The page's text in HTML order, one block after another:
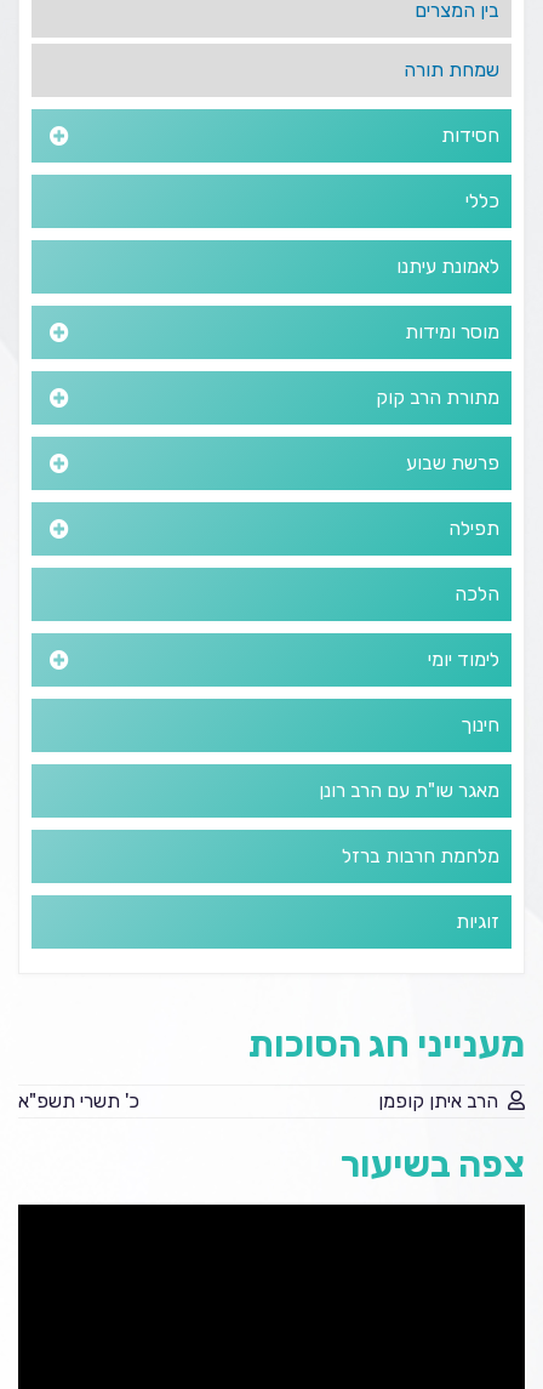
בין המצרים
שמחת תורה
חסידות
כללי
לאמונת עיתנו
מוסר ומידות
מתורת הרב קוק
פרשת שבוע
תפילה
הלכה
לימוד יומי
חינוך
מאגר שו"ת עם הרב רונן
מלחמת חרבות ברזל
זוגיות
מענייני חג הסוכות
הרב איתן קופמן כ' תשרי תשפ"א
צפה בשיעור